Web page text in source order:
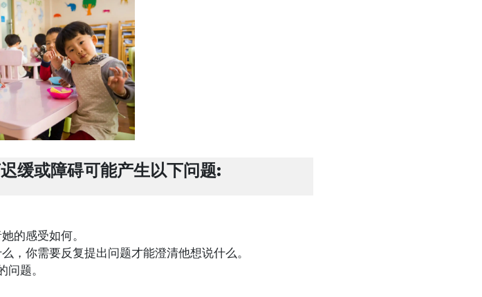
缓或障碍可能产生以下问题:
的感受如何。
，你需要反复提出问题才能澄清他想说什么。
题。